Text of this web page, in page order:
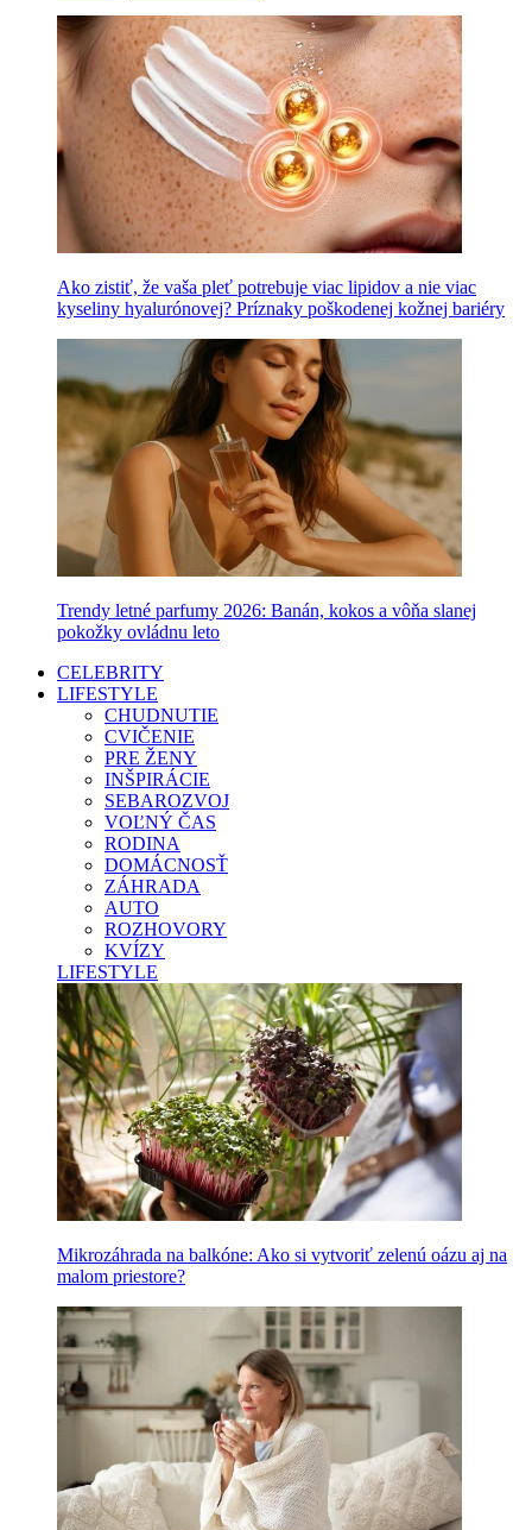
Ako zistiť, že vaša pleť potrebuje viac lipidov a nie viac
kyseliny hyalurónovej? Príznaky poškodenej kožnej bariéry
Trendy letné parfumy 2026: Banán, kokos a vôňa slanej
pokožky ovládnu leto
CELEBRITY
LIFESTYLE
CHUDNUTIE
CVIČENIE
PRE ŽENY
INŠPIRÁCIE
SEBAROZVOJ
VOĽNÝ ČAS
RODINA
DOMÁCNOSŤ
ZÁHRADA
AUTO
ROZHOVORY
KVÍZY
LIFESTYLE
Mikrozáhrada na balkóne: Ako si vytvoriť zelenú oázu aj na
malom priestore?